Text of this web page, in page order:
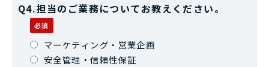
Q4.担当のご業務についてお教えください。
マーケティング・営業企画
安全管理・信頼性保証